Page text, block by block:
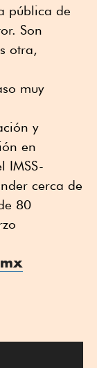
pública de
Son
otra,
muy
y
en
IMSS-
cerca de
80